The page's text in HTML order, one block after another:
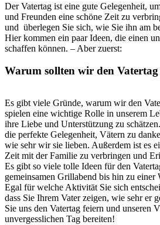
Der Vatertag ist eine gute Gelegenheit,
und Freunden eine schöne Zeit zu
und überlegen Sie sich, wie Sie ihn am
Hier kommen ein paar Ideen, die einen
schaffen können. – Aber zuerst:
Warum sollten wir den Vatertag
Es gibt viele Gründe, warum wir den
spielen eine wichtige Rolle in unserem
ihre Liebe und Unterstützung zu
die perfekte Gelegenheit, Vätern zu
wie sehr wir sie lieben. Außerdem ist es
Zeit mit der Familie zu verbringen und
Es gibt so viele tolle Ideen für den
gemeinsamen Grillabend bis hin zu einer
Egal für welche Aktivität Sie sich
dass Sie Ihrem Vater zeigen, wie sehr er
Sie uns den Vatertag feiern und unseren
unvergesslichen Tag bereiten!